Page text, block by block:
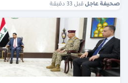
صحيفة عاجل قبل 33 دقيقة